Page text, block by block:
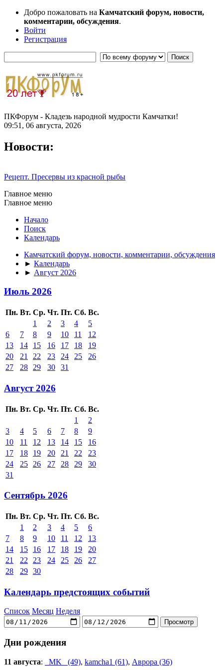
Добро пожаловать на Камчатский форум, новости,
комментарии, обсуждения.
Войти
Регистрация
ПКФорум - Кладезь народной мудрости Камчатки!
09:51, 06 августа, 2026
Новости:
Рецепт. Пресервы из красной рыбы
Главное меню
Главное меню
Начало
Поиск
Календарь
Камчатский форум, новости, комментарии, обсуждения
► Календарь
► Август 2026
Июль 2026
Пн. Вт. Ср. Чт. Пт. Сб. Вс.
1
2 3 4
5
6
7 8 9 10 11
12
13
14 15 16 17 18
19
20
21 22 23 24 25
26
27
28 29 30 31
Август 2026
Пн. Вт. Ср. Чт. Пт. Сб. Вс.
1
2
3
4 5 6 7 8
9
10
11 12 13 14 15
16
17
18 19 20 21 22
23
24
25 26 27 28 29
30
31
Сентябрь 2026
Пн. Вт. Ср. Чт. Пт. Сб. Вс.
1
2 3 4 5
6
7
8 9 10 11 12
13
14
15 16 17 18 19
20
21
22 23 24 25 26
27
28
29 30
Календарь предстоящих событий
Список Месяц Неделя
Дни рождения
11 августа: _MK_ (49), kamcha1 (61), Аврора (36)